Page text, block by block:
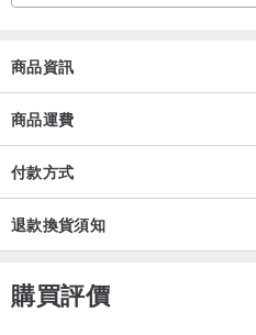
循環。
+植物淨化： 放在陽台的綠色植物
能。
戴的粉晶手繩，一起工作的結果你
【關於包裝與隨附細節】
商品資訊
商品運費
付款方式
退款換貨須知
購買評價